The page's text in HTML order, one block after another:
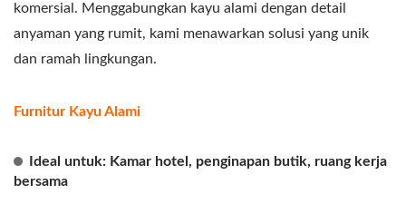
komersial. Menggabungkan kayu alami dengan detail
anyaman yang rumit, kami menawarkan solusi yang unik
dan ramah lingkungan.
Furnitur Kayu Alami
Ideal untuk: Kamar hotel, penginapan butik, ruang kerja
bersama